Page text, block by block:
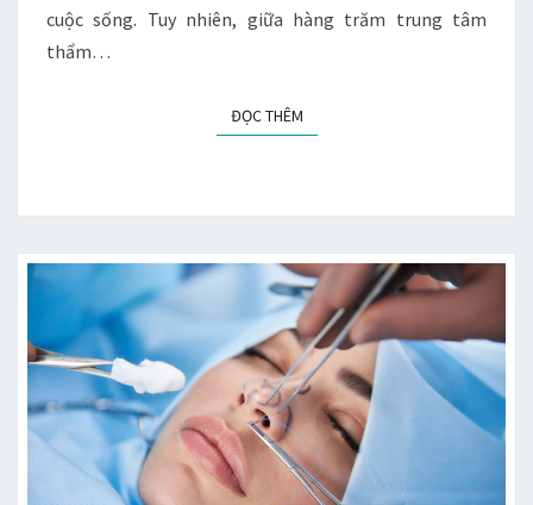
cuộc sống. Tuy nhiên, giữa hàng trăm trung tâm
thẩm…
ĐỌC THÊMĐỌC THÊM